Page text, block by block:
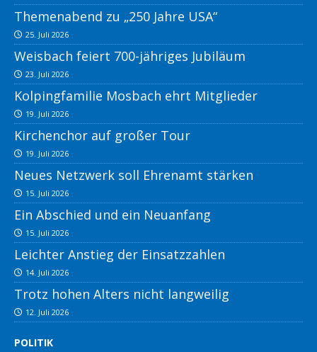
Themenabend zu „250 Jahre USA“
25. Juli 2026
Weisbach feiert 700-jähriges Jubiläum
23. Juli 2026
Kolpingfamilie Mosbach ehrt Mitglieder
19. Juli 2026
Kirchenchor auf großer Tour
19. Juli 2026
Neues Netzwerk soll Ehrenamt stärken
15. Juli 2026
Ein Abschied und ein Neuanfang
15. Juli 2026
Leichter Anstieg der Einsatzzahlen
14. Juli 2026
Trotz hohen Alters nicht langweilig
12. Juli 2026
POLITIK